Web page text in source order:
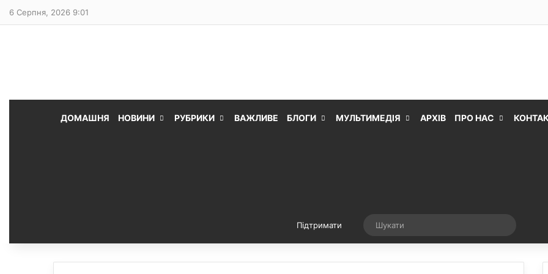
6 Серпня, 2026 9:01
ДОМАШНЯ НОВИНИ РУБРИКИ ВАЖЛИВЕ БЛОГИ МУЛЬТИМЕДІЯ АРХІВ ПРО НАС
Підтримати Випадкова стаття